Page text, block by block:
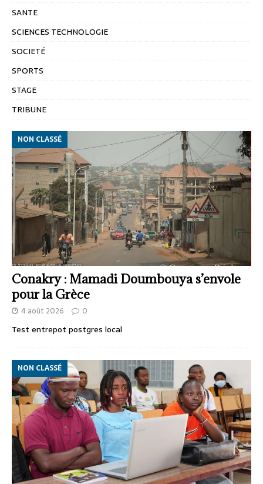
SANTE
SCIENCES TECHNOLOGIE
SOCIETÉ
SPORTS
STAGE
TRIBUNE
Conakry : Mamadi Doumbouya s’envole
pour la Grèce
NON CLASSÉ
4 août 2026 0
Test entrepot postgres local
NON CLASSÉ